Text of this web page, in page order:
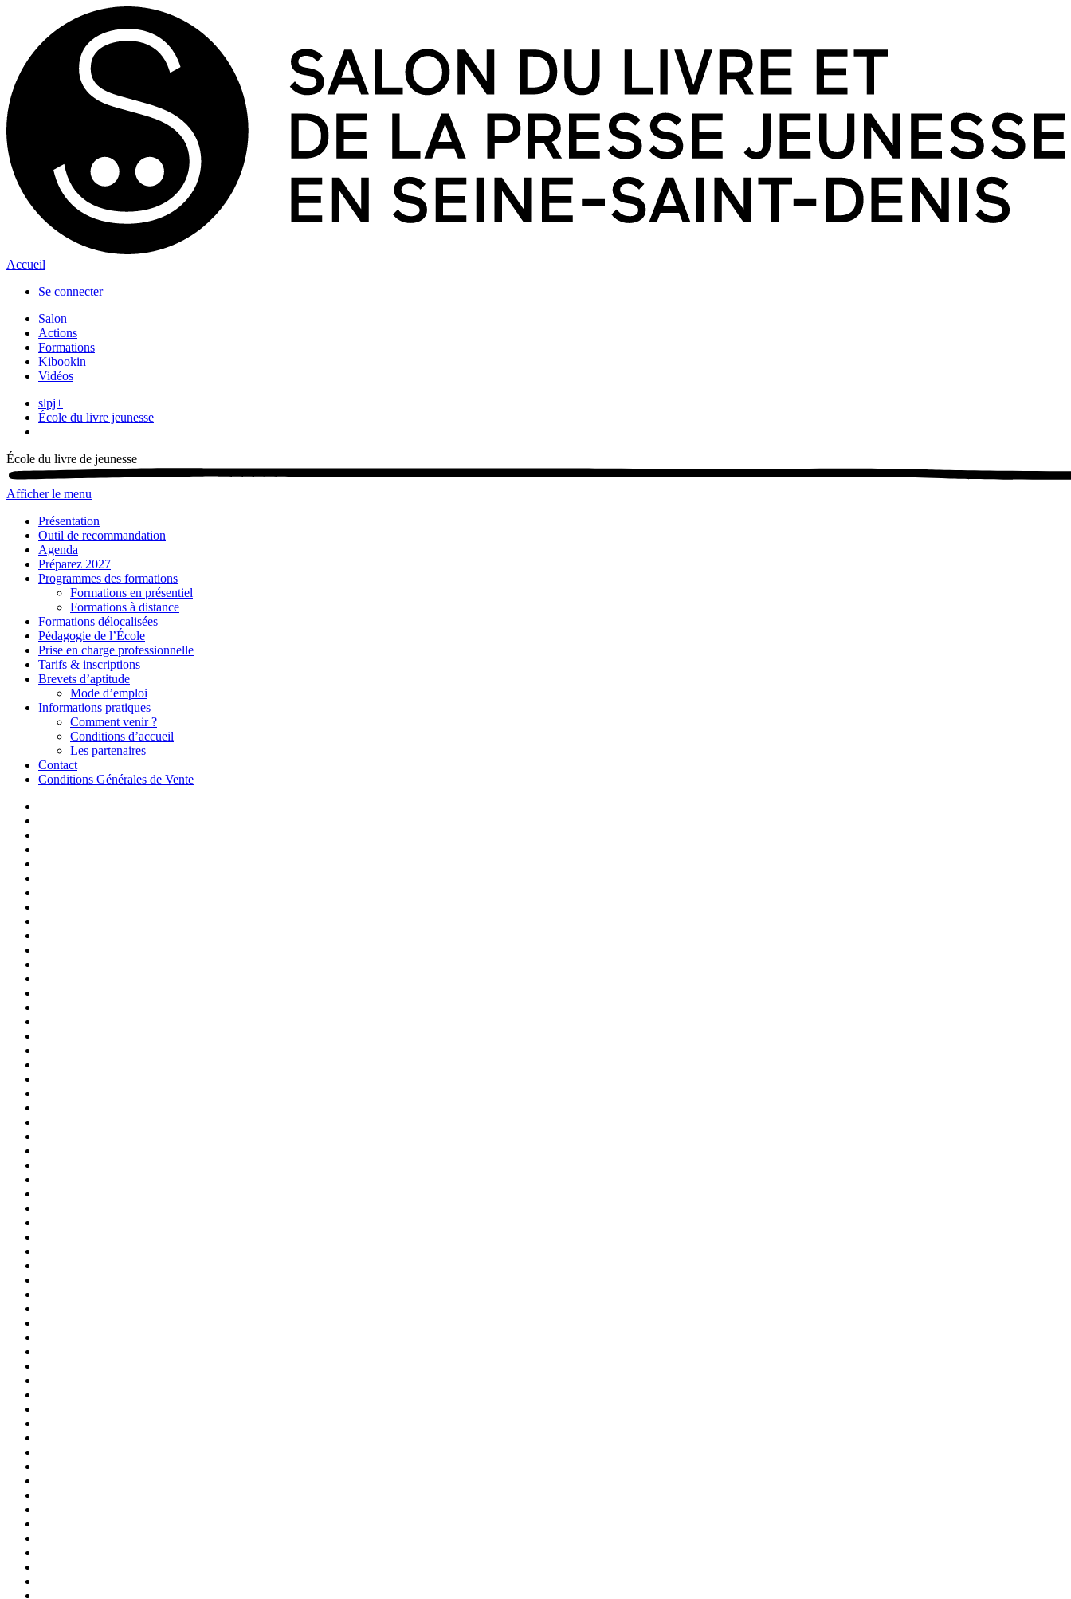
Accueil
Se connecter
Salon
Actions
Formations
Kibookin
Vidéos
slpj+
École du livre jeunesse
École du livre de jeunesse
Afficher le menu
Présentation
Outil de recommandation
Agenda
Préparez 2027
Programmes des formations
Formations en présentiel
Formations à distance
Formations délocalisées
Pédagogie de l’École
Prise en charge professionnelle
Tarifs & inscriptions
Brevets d’aptitude
Mode d’emploi
Informations pratiques
Comment venir ?
Conditions d’accueil
Les partenaires
Contact
Conditions Générales de Vente